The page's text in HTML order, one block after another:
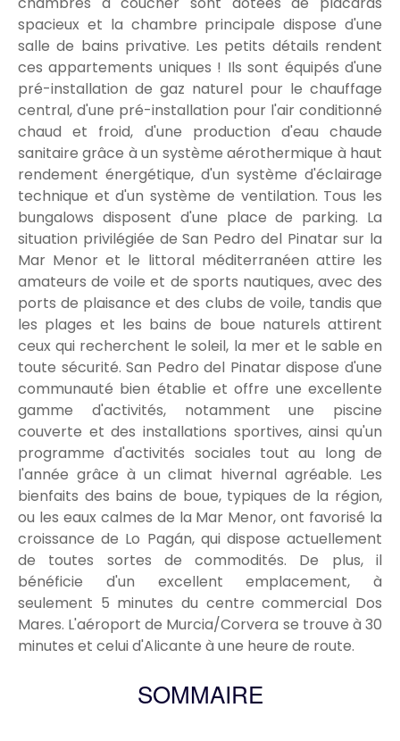
spacieux et la chambre principale dispose d'une
salle de bains privative. Les petits détails rendent
ces appartements uniques ! Ils sont équipés d'une
pré-installation de gaz naturel pour le chauffage
central, d'une pré-installation pour l'air conditionné
chaud et froid, d'une production d'eau chaude
sanitaire grâce à un système aérothermique à haut
rendement énergétique, d'un système d'éclairage
technique et d'un système de ventilation. Tous les
bungalows disposent d'une place de parking. La
situation privilégiée de San Pedro del Pinatar sur la
Mar Menor et le littoral méditerranéen attire les
amateurs de voile et de sports nautiques, avec des
ports de plaisance et des clubs de voile, tandis que
les plages et les bains de boue naturels attirent
ceux qui recherchent le soleil, la mer et le sable en
toute sécurité. San Pedro del Pinatar dispose d'une
communauté bien établie et offre une excellente
gamme d'activités, notamment une piscine
couverte et des installations sportives, ainsi qu'un
programme d'activités sociales tout au long de
l'année grâce à un climat hivernal agréable. Les
bienfaits des bains de boue, typiques de la région,
ou les eaux calmes de la Mar Menor, ont favorisé la
croissance de Lo Pagán, qui dispose actuellement
de toutes sortes de commodités. De plus, il
bénéficie d'un excellent emplacement, à
seulement 5 minutes du centre commercial Dos
Mares. L'aéroport de Murcia/Corvera se trouve à 30
minutes et celui d'Alicante à une heure de route.
SOMMAIRE